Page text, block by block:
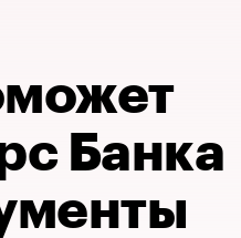
Банка